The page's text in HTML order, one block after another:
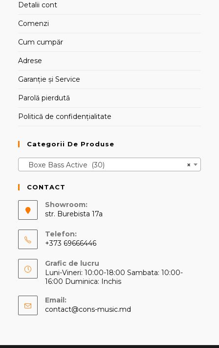
Detalii cont
Comenzi
Cum cumpăr
Adrese
Garanție și Service
Parolă pierdută
Politică de confidențialitate
Categorii De Produse
×
Boxe Bass Active (30)
CONTACT
Showroom:
str. Burebista 17a
Telefon:
+373 69666446
in
your
Grafic de lucru
Luni-Vineri: 10:00-18:00 Sambata: 10:00-
16:00 Duminica: Inchis
Email:
contact@cons-music.md